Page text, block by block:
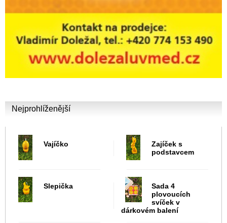
Nejprohlíženější
Vajíčko
Zajíček s
podstavcem
Slepička
Sada 4
plovoucích
svíček v
dárkovém balení